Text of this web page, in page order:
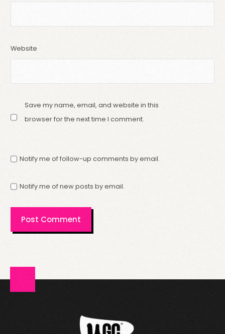
Website
Save my name, email, and website in this
browser for the next time I comment.
Notify me of follow-up comments by email.
Notify me of new posts by email.